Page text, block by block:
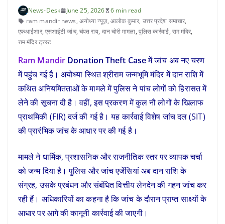
News-Desk June 25, 2026
6 min read
ram mandir news, अयोध्या न्यूज़, आलोक कुमार, उत्तर प्रदेश समाचार,
एफआईआर, एसआईटी जांच, चंपत राय, दान चोरी मामला, पुलिस कार्रवाई, राम मंदिर,
राम मंदिर ट्रस्ट
Ram Mandir Donation Theft Caseमें जांच अब नए चरण
में पहुंच गई है। अयोध्या स्थित श्रीराम जन्मभूमि मंदिर में दान राशि में
कथित अनियमितताओं के मामले में पुलिस ने पांच लोगों को हिरासत में
लेने की सूचना दी है। वहीं, इस प्रकरण में कुल नौ लोगों के खिलाफ
प्राथमिकी (FIR) दर्ज की गई है। यह कार्रवाई विशेष जांच दल (SIT)
की प्रारंभिक जांच के आधार पर की गई है।
मामले ने धार्मिक, प्रशासनिक और राजनीतिक स्तर पर व्यापक चर्चा
को जन्म दिया है। पुलिस और जांच एजेंसियां अब दान राशि के
संग्रह, उसके प्रबंधन और संबंधित वित्तीय लेनदेन की गहन जांच कर
रही हैं। अधिकारियों का कहना है कि जांच के दौरान प्राप्त साक्ष्यों के
आधार पर आगे की कानूनी कार्रवाई की जाएगी।